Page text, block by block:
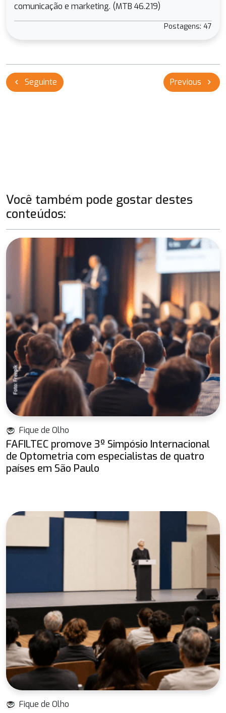
comunicação e marketing. (MTB 46.219)
Postagens: 47
Navegação
de
Previous chevron_right
chevron_left Seguinte
Você também pode gostar destes
conteúdos:
Fique de Olho
FAFILTEC promove 3º Simpósio Internacional
de Optometria com especialistas de quatro
países em São Paulo
Fique de Olho